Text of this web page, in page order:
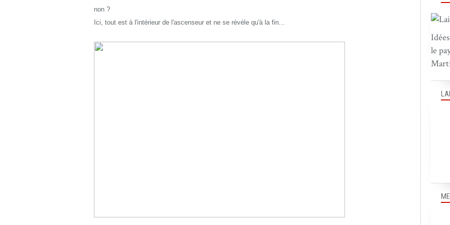
non ?
Ici, tout est à l'intérieur de l'ascenseur et ne se révèle qu'à la fin...
le